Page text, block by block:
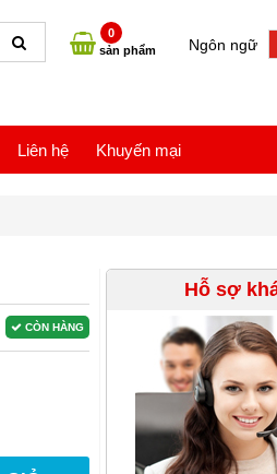
0
sản phẩm
Ngôn ngữ
Liên hệ Khuyến mại
CÒN HÀNG
Hỗ sợ